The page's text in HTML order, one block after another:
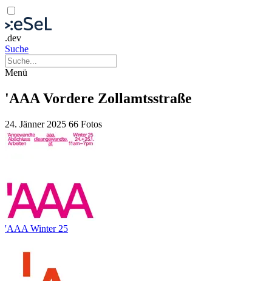
.dev
Suche
Menü
'AAA Vordere Zollamtsstraße
24. Jänner 2025 66 Fotos
'AAA Winter 25